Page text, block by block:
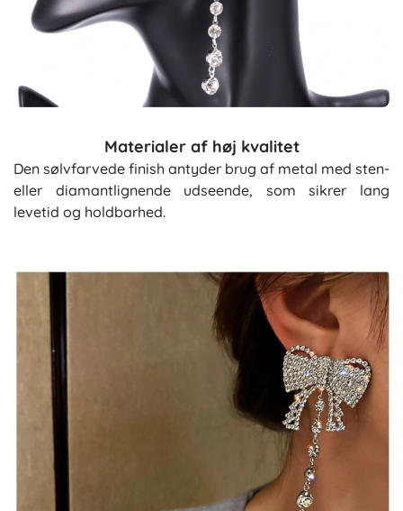
Materialer af høj kvalitet
Den sølvfarvede finish antyder brug af metal med sten-
eller diamantlignende udseende, som sikrer lang
levetid og holdbarhed.